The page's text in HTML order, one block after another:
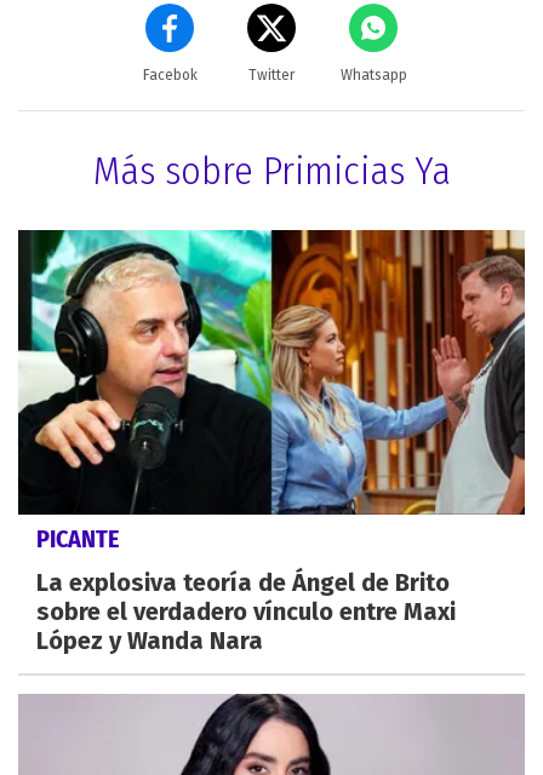
Facebok Twitter Whatsapp
Más sobre Primicias Ya
PICANTE
La explosiva teoría de Ángel de Brito
sobre el verdadero vínculo entre Maxi
López y Wanda Nara